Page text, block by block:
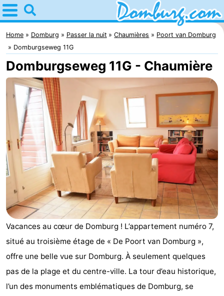
Home
Domburg
Astuces
Avec
les
enfants
Webcam
Webcam
Webcam
Plage
Passer
nuit
Appartements
-
Park
Loverendale
Résidence
Wijngaerde
Campings
Chambre
Home Domburg Passer la nuit Chaumières
Poort van Domburg
Domburgseweg 11G
Domburgseweg 11G - Chaumière
Vacances au cœur de Domburg ! L’appartement numéro 7,
situé au troisième étage de « De Poort van Domburg »,
offre une belle vue sur Domburg. À seulement quelques
pas de la plage et du centre-ville. La tour d’eau historique,
l’un des monuments emblématiques de Domburg, se